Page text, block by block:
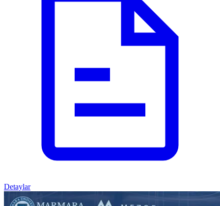
Detaylar